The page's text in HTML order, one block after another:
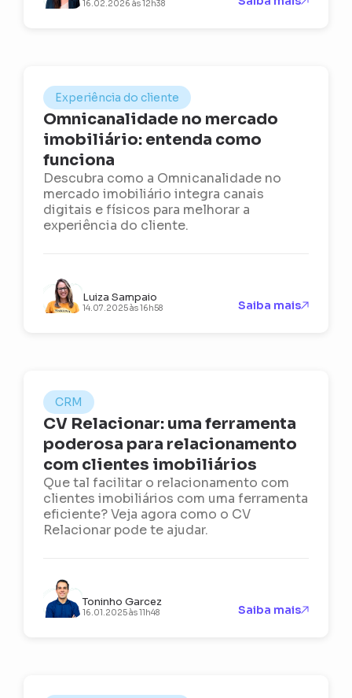
16.02.2026 às 12h38
Experiência do cliente
Omnicanalidade no mercado
imobiliário: entenda como
funciona
Descubra como a Omnicanalidade no
mercado imobiliário integra canais
digitais e físicos para melhorar a
experiência do cliente.
Luiza Sampaio
14.07.2025 às 16h58 Saiba mais
CRM
CV Relacionar: uma ferramenta
poderosa para relacionamento
com clientes imobiliários
Que tal facilitar o relacionamento com
clientes imobiliários com uma ferramenta
eficiente? Veja agora como o CV
Relacionar pode te ajudar.
Toninho Garcez
16.01.2025 às 11h48 Saiba mais